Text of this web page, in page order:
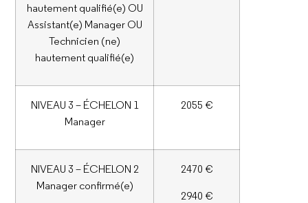
hautement qualifié(e) OU
Assistant(e) Manager OU
Technicien (ne)
hautement qualifié(e)
NIVEAU 3 – ÉCHELON 1
Manager
2055 €
NIVEAU 3 – ÉCHELON 2
Manager confirmé(e)
2470 €
2940 €